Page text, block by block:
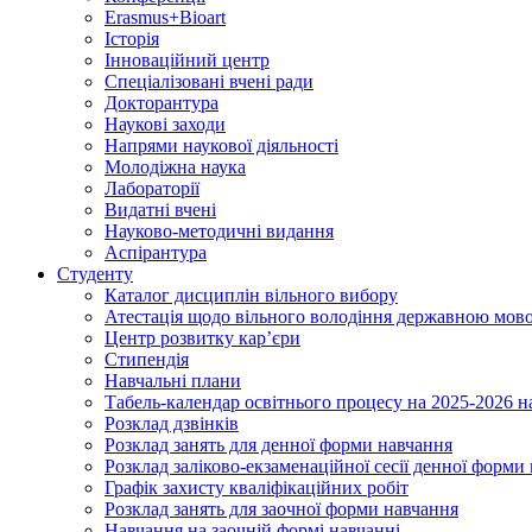
Erasmus+Bioart
Історія
Інноваційний центр
Спеціалізовані вчені ради
Докторантура
Наукові заходи
Напрями наукової діяльності
Молодіжна наука
Лабораторії
Видатні вчені
Науково-методичні видання
Аспірантура
Студенту
Каталог дисциплін вільного вибору
Атестація щодо вільного володіння державною
Центр розвитку кар’єри
Стипендія
Навчальні плани
Табель-календар освітнього процесу на 2025-2026
Розклад дзвінків
Розклад занять для денної форми навчання
Розклад заліково-екзаменаційної сесії денної
Графік захисту кваліфікаційних робіт
Розклад занять для заочної форми навчання